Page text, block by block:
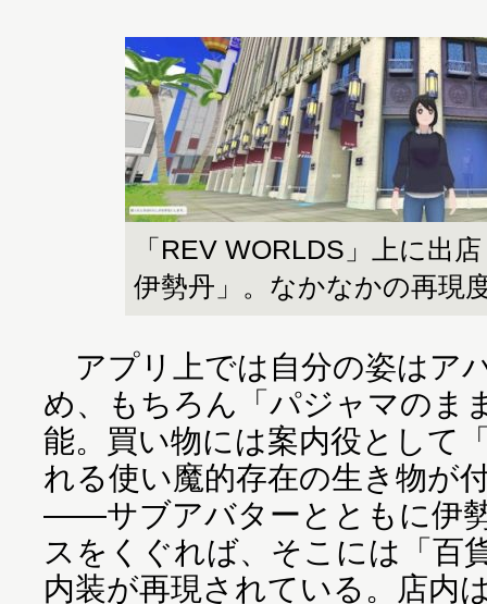
「REV WORLDS」上に出
伊勢丹」。なかなかの再現
アプリ上では自分の姿はア
め、もちろん「パジャマのま
能。買い物には案内役として
れる使い魔的存在の生き物が
――サブアバターとともに伊
スをくぐれば、そこには「百
内装が再現されている。店内